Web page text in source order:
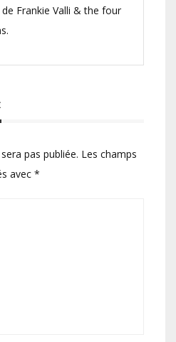
Frankie Valli & the four
pas publiée. Les champs
avec *